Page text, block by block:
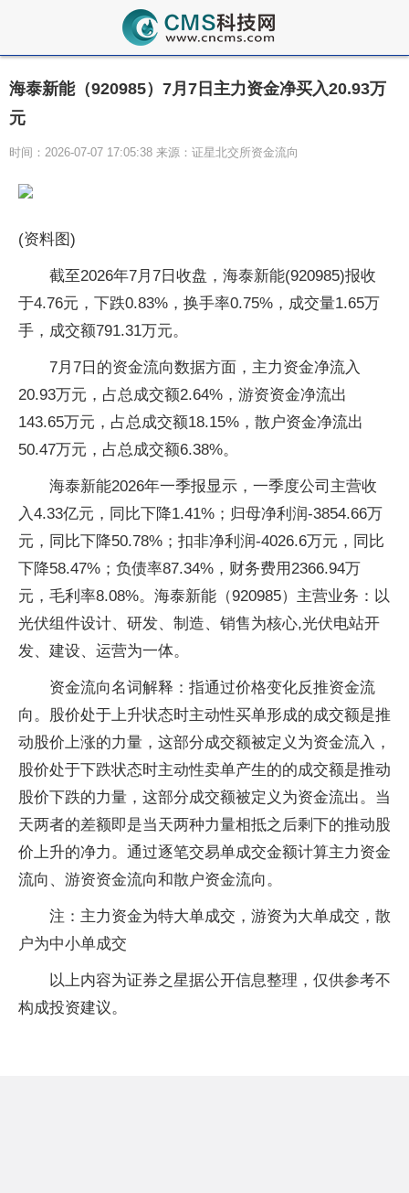
海泰新能（920985）7月7日主力资金净买入20.93万
元
时间：2026-07-07 17:05:38 来源：证星北交所资金流向
(资料图)
截至2026年7月7日收盘，海泰新能(920985)报收
于4.76元，下跌0.83%，换手率0.75%，成交量1.65万
手，成交额791.31万元。
7月7日的资金流向数据方面，主力资金净流入
20.93万元，占总成交额2.64%，游资资金净流出
143.65万元，占总成交额18.15%，散户资金净流出
50.47万元，占总成交额6.38%。
海泰新能2026年一季报显示，一季度公司主营收
入4.33亿元，同比下降1.41%；归母净利润-3854.66万
元，同比下降50.78%；扣非净利润-4026.6万元，同比
下降58.47%；负债率87.34%，财务费用2366.94万
元，毛利率8.08%。海泰新能（920985）主营业务：以
光伏组件设计、研发、制造、销售为核心,光伏电站开
发、建设、运营为一体。
资金流向名词解释：指通过价格变化反推资金流
向。股价处于上升状态时主动性买单形成的成交额是推
动股价上涨的力量，这部分成交额被定义为资金流入，
股价处于下跌状态时主动性卖单产生的的成交额是推动
股价下跌的力量，这部分成交额被定义为资金流出。当
天两者的差额即是当天两种力量相抵之后剩下的推动股
价上升的净力。通过逐笔交易单成交金额计算主力资金
流向、游资资金流向和散户资金流向。
注：主力资金为特大单成交，游资为大单成交，散
户为中小单成交
以上内容为证券之星据公开信息整理，仅供参考不
构成投资建议。